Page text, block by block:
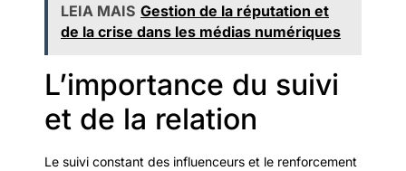
LEIA MAIS Gestion de la réputation et
de la crise dans les médias numériques
L’importance du suivi
et de la relation
Le suivi constant des influenceurs et le renforcement